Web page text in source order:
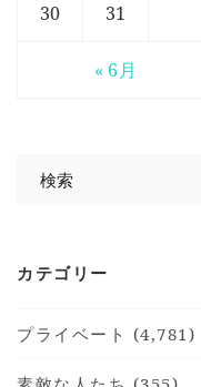
« 6月
30 31
カテゴリー
プライベート (4,781)